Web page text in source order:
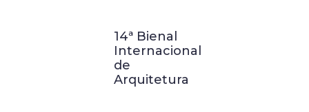
14ª Bienal
Internacional
de
Arquitetura